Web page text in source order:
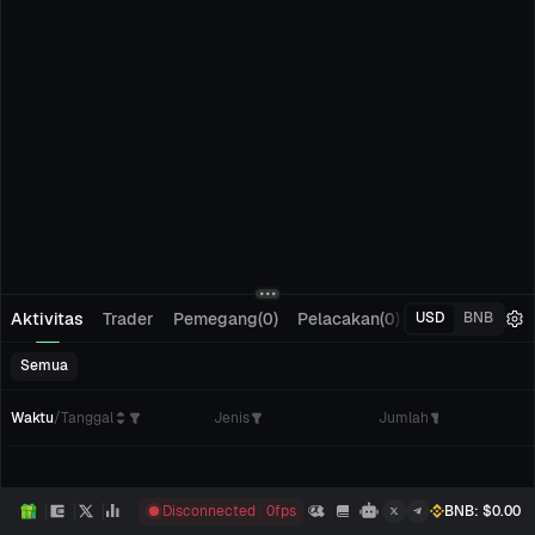
Aktivitas Trader Pemegang(0) Pelacakan(0) Pesanan
USD BNB
Semua
Waktu/Tanggal Jenis Jumlah
Disconnected 0fps BNB: $0.00